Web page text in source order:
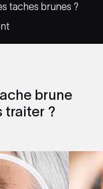
taches brunes ?
brune
traiter ?